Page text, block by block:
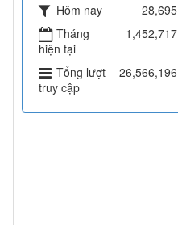
Hôm nay
28,695
Tháng
hiện tại
1,452,717
Tổng lượt
truy cập
26,566,196